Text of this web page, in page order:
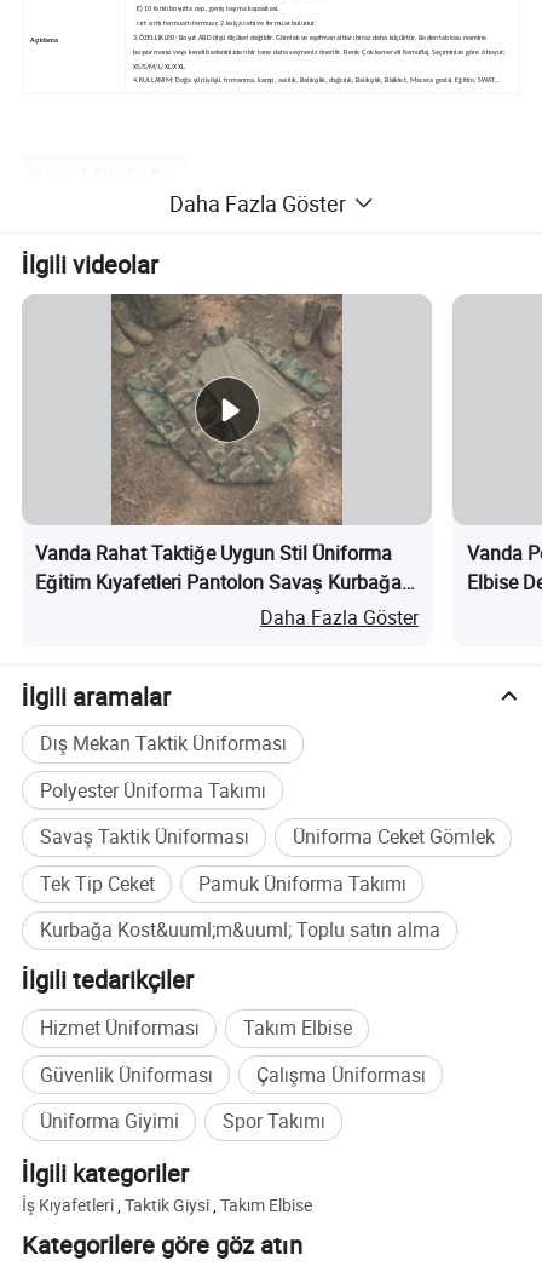
Açıklama
E) 10 farklı boyutta cep, geniş taşıma kapasitesi.
cırt cırtlı fermuarlı fermuar, 2 kalça cebi ve fermuar bulunur.
3.ÖZELLIKLER: Boyut ABD ölçü ölçüleri değildir. Gömlek ve eşofman altları biraz daha küçüktür. Beden tablosu resmine
başvurmanız veya kendi bedeninizden bir tane daha seçmeniz önerilir. Renk: Çok kamereli Kamuflaj. Seçiminize göre 6 boyut:
XS/S/M/L/XL/XXL.
4.KULLANIM: Doğa yürüyüşü, tırmanma, kamp, avcılık, Balıkçılık, dağcılık, Balıkçılık, Bisiklet, Macera gezisi, Eğitim, SWAT...
Daha Fazla Göster
İlgili videolar
Vanda Rahat Taktiğe Uygun Stil Üniforma
Eğitim Kıyafetleri Pantolon Savaş Kurbağa
Daha Fazla Göster
Vanda
Elbise
İlgili aramalar
Dış Mekan Taktik Üniforması
Polyester Üniforma Takımı
Savaş Taktik Üniforması
Üniforma Ceket Gömlek
Tek Tip Ceket
Pamuk Üniforma Takımı
Kurbağa Kost&uuml;m&uuml; Toplu satın alma
İlgili tedarikçiler
Hizmet Üniforması
Takım Elbise
Güvenlik Üniforması
Çalışma Üniforması
Üniforma Giyimi
Spor Takımı
İlgili kategoriler
İş Kıyafetleri ,Taktik Giysi ,Takım Elbise
Kategorilere göre göz atın